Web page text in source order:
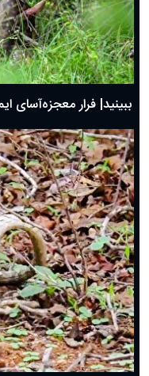
ببینید| فرار معجزه‌آسای